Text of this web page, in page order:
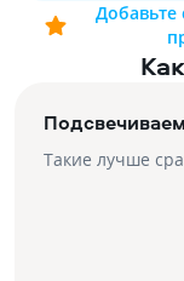
Добавьте
Такие лучше